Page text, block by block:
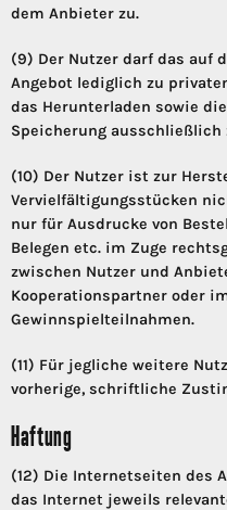
dem Anbieter zu.
(9) Der Nutzer darf das auf
Angebot lediglich zu
das Herunterladen sowie
Speicherung ausschließlich
(10) Der Nutzer ist zur
Vervielfältigungsstücken
nur für Ausdrucke von
Belegen etc. im Zuge
zwischen Nutzer und
Kooperationspartner oder
Gewinnspielteilnahmen.
(11) Für jegliche weitere
vorherige, schriftliche
Haftung
(12) Die Internetseiten des
das Internet jeweils